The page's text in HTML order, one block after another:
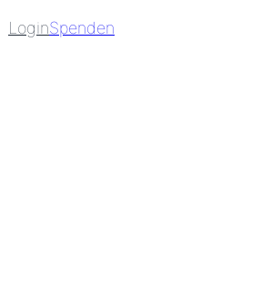
LoginSpenden